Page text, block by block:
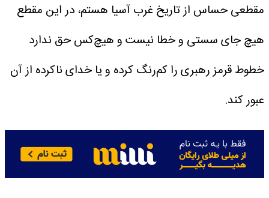
مقطعی حساس از تاریخ غرب آسیا هستم، در این مقطع
هیچ جای سستی و خطا نیست و هیچ‌کس حق ندارد
خطوط قرمز رهبری را کم‌رنگ کرده و یا خدای ناکرده از آن
عبور کند.